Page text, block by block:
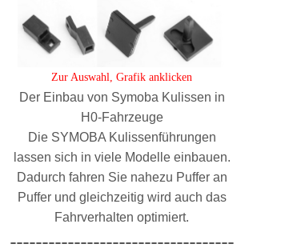
EXACT TRAIN EX23711 PKP GEDECKTE
GÜTERWAGEN BAUART BREMEN, SET 2-
Y2K 1383
Zur Auswahl, Grafik anklicken
Der Einbau von Symoba Kulissen in
H0-Fahrzeuge
Die SYMOBA Kulissenführungen
lassen sich in viele Modelle einbauen.
Dadurch fahren Sie nahezu Puffer an
Puffer und gleichzeitig wird auch das
Fahrverhalten optimiert.
-----------------------------------